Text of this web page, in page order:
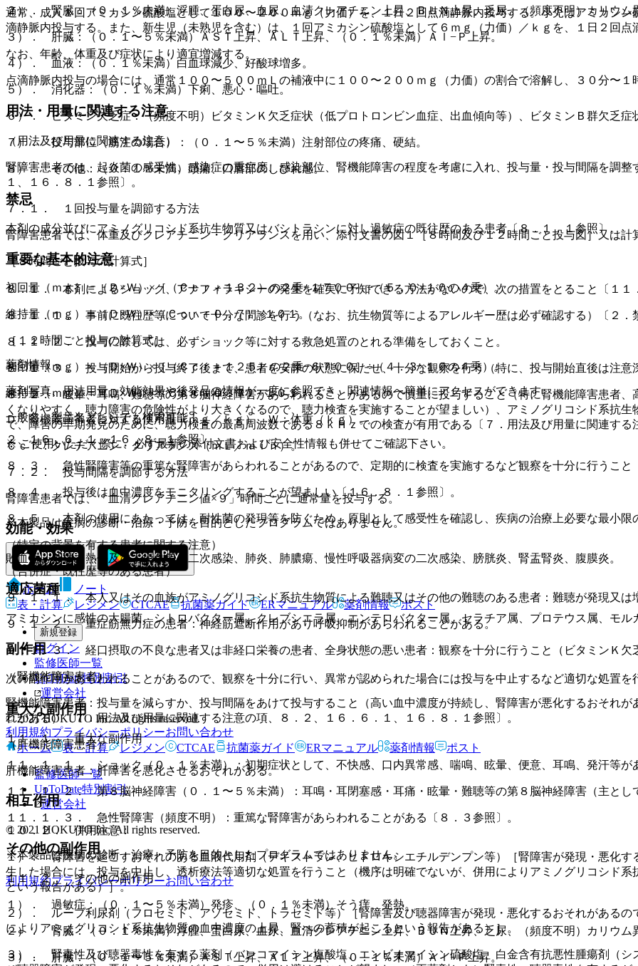
２）． 腎臓：（０．１％未満）浮腫、蛋白尿、血尿、血清クレアチニン上昇、ＢＵＮ上昇、乏尿、（頻度不明）カリウム
３）． 肝臓：（０．１〜５％未満）ＡＳＴ上昇、ＡＬＴ上昇、（０．１％未満）Ａｌ−Ｐ上昇。
４）． 血液：（０．１％未満）白血球減少、好酸球増多。
５）． 消化器：（０．１％未満）下痢、悪心・嘔吐。
６）． ビタミン欠乏症：（頻度不明）ビタミンＫ欠乏症状（低プロトロンビン血症、出血傾向等）、ビタミンＢ群欠乏症
７）． 投与部位（筋注の場合）：（０．１〜５％未満）注射部位の疼痛、硬結。
８）． その他：（０．１％未満）頭痛、口唇部のしびれ感。
禁忌
本剤の成分並びにアミノグリコシド系抗生物質又はバシトラシンに対し過敏症の既往歴のある患者〔８．１．１参照〕。
重要な基本的注意
８．１． 本剤によるショック、アナフィラキシーの発生を確実に予知できる方法がないので、次の措置をとること〔１１
８．１．１． 事前に既往歴等について十分な問診を行う（なお、抗生物質等によるアレルギー歴は必ず確認する）〔２．
８．１．２． 投与に際しては、必ずショック等に対する救急処置のとれる準備をしておくこと。
８．１．３． 投与開始から投与終了後まで、患者を安静の状態に保たせ、十分な観察を行う（特に、投与開始直後は注意
８．２． 眩暈、耳鳴、難聴等の第８脳神経障害があらわれることがあるので慎重に投与すること（特に腎機能障害患者
くなりやすく、聴力障害の危険性がより大きくなるので、聴力検査を実施することが望ましい）、アミノグリコシド系抗
で、障害の早期発見のために、聴力検査の最高周波数である８ｋＨｚでの検査が有用である〔７．用法及び用量に関連す
２、１６．６．１、１６．８．１参照〕。
８．３． 急性腎障害等の重篤な腎障害があらわれることがあるので、定期的に検査を実施するなど観察を十分に行うこ
８．４． 投与後は血中濃度をモニタリングすることが望ましい〔１６．８．１参照〕。
８．５． 本剤の使用にあたっては、耐性菌の発現等を防ぐため、原則として感受性を確認し、疾病の治療上必要な最小限
（特定の背景を有する患者に関する注意）
（合併症・既往歴等のある患者）
９．１．１． 本人又はその血族がアミノグリコシド系抗生物質による難聴又はその他の難聴のある患者：難聴が発現又は
９．１．２． 重症筋無力症の患者：神経筋遮断作用があり呼吸抑制があらわれることがある。
９．１．３． 経口摂取の不良な患者又は非経口栄養の患者、全身状態の悪い患者：観察を十分に行うこと（ビタミンＫ欠
（腎機能障害患者）
腎機能障害患者：投与量を減らすか、投与間隔をあけて投与すること（高い血中濃度が持続し、腎障害が悪化するおそれ
れがある）〔７．用法及び用量に関連する注意の項、８．２、１６．６．１、１６．８．１参照〕。
（肝機能障害患者）
肝機能障害患者：肝障害を悪化させるおそれがある。
相互作用
１０．２． 併用注意：
１）． 腎障害を起こすおそれのある血液代用剤（デキストラン、ヒドロキシエチルデンプン等）［腎障害が発現・悪化
生した場合には、投与を中止し、透析療法等適切な処置を行うこと（機序は明確でないが、併用によりアミノグリコシド
という報告がある）］。
２）． ループ利尿剤（フロセミド、アゾセミド、トラセミド等）［腎障害及び聴器障害が発現・悪化するおそれがある
によりアミノグリコシド系抗生物質の血中濃度の上昇、腎への蓄積が起こるという報告がある）］。
３）． 腎毒性及び聴器毒性を有する薬剤（バンコマイシン塩酸塩、エンビオマイシン硫酸塩、白金含有抗悪性腫瘍剤（
通常、成人１回アミカシン硫酸塩として１００〜２００ｍｇ（力価）を、１日２回点滴静脈内投与する。小児はアミカシ
滴静脈内投与する。また、新生児（未熟児を含む）は、１回アミカシン硫酸塩として６ｍｇ（力価）／ｋｇを、１日２回点
なお、年齢、体重及び症状により適宜増減する。
点滴静脈内投与の場合には、通常１００〜５００ｍＬの補液中に１００〜２００ｍｇ（力価）の割合で溶解し、３０分〜１
用法・用量に関連する注意
（用法及び用量に関連する注意）
腎障害患者では、起炎菌の感受性、感染症の重症度、感染部位、腎機能障害の程度を考慮に入れ、投与量・投与間隔を調
１、１６．８．１参照〕。
７．１． １回投与量を調節する方法
腎障害患者では、体重及びクレアチニン・クリアランスを用い、添付文書の図１［８時間及び１２時間ごと投与図］又は
［８時間ごと投与の計算式］
初回量（ｍｇ）＝（Ｄ×Ｗ）×［（Ｃｃｒ＋１３２）の２乗−１７００］÷（５．０×１０の４乗）。
維持量（ｍｇ）＝（Ｄ×Ｗ）×（Ｃｃｒ＋０．７）÷１０１。
［１２時間ごと投与の計算式］
初回量（ｍｇ）＝（Ｄ×Ｗ）×［（Ｃｃｒ＋１２５）の２乗−６７００］÷（４．３×１０の４乗）。
維持量（ｍｇ）＝（Ｄ×Ｗ）×（Ｃｃｒ＋０．７）÷１０１。
Ｄ：腎機能正常者に対する使用量（ｍｇ／ｋｇ）、Ｗ：体重（ｋｇ）。
Ｃｃｒ：クレチアニン・クリアランス（ｍＬ／ｍｉｎ）。
７．２． 投与間隔を調節する方法
腎障害患者では、「血清クレアチニン値×９」時間ごとに通常量を投与する。
効能・効果
敗血症、外傷・熱傷及び手術創等の二次感染、肺炎、肺膿瘍、慢性呼吸器病変の二次感染、膀胱炎、腎盂腎炎、腹膜炎。
適応菌種
アミカシンに感性の大腸菌、シトロバクター属、クレブシエラ属、エンテロバクター属、セラチア属、プロテウス属、モ
副作用
次の副作用があらわれることがあるので、観察を十分に行い、異常が認められた場合には投与を中止するなど適切な処置を
重大な副作用
１１．１． 重大な副作用
１１．１．１． ショック（０．１％未満）：初期症状として、不快感、口内異常感、喘鳴、眩暈、便意、耳鳴、発汗等が
１１．１．２． 第８脳神経障害（０．１〜５％未満）：耳鳴・耳閉塞感・耳痛・眩暈・難聴等の第８脳神経障害（主と
１１．１．３． 急性腎障害（頻度不明）：重篤な腎障害があらわれることがある〔８．３参照〕。
その他の副作用
１１．２． その他の副作用
１）． 過敏症：（０．１〜５％未満）発疹、（０．１％未満）そう痒、発熱。
２）． 腎臓：（０．１％未満）浮腫、蛋白尿、血尿、血清クレアチニン上昇、ＢＵＮ上昇、乏尿、（頻度不明）カリウム
３）． 肝臓：（０．１〜５％未満）ＡＳＴ上昇、ＡＬＴ上昇、（０．１％未満）Ａｌ−Ｐ上昇。
薬剤情報
薬剤写真、用法用量、効能効果や後発品の情報が一度に参照でき、関連情報へ簡単にアクセスができます。
一般名、製品名どちらでも検索可能！
※ ご使用いただく際に、必ず最新の添付文書および安全性情報も併せてご確認下さい。
※本製品は疾病の診断・治療・予防を目的としたプログラムではありません。
ホーム
ノート
表・計算
レジメン CTCAE 抗菌薬ガイド ERマニュアル 薬剤情報 ポスト
新規登録
ログイン
監修医師一覧
UpToDate特別割引
運営会社
© 2021 HOKUTO Inc. All rights reserved.
利用規約プライバシーポリシーお問い合わせ
ホーム
表・計算 レジメン CTCAE 抗菌薬ガイド ERマニュアル 薬剤情報 ポスト
監修医師一覧
UpToDate特別割引
運営会社
© 2021 HOKUTO Inc. All rights reserved.
※本製品は疾病の診断・治療・予防を目的としたプログラムではありません。
利用規約プライバシーポリシーお問い合わせ